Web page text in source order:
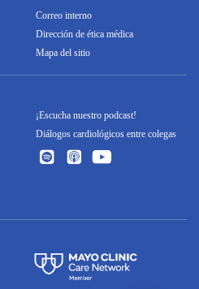
Correo interno
Dirección de ética médica
Mapa del sitio
¡Escucha nuestro podcast!
Diálogos cardiológicos entre colegas